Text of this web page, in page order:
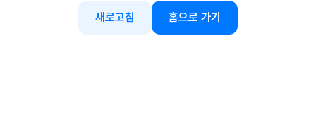
새로고침 홈으로 가기